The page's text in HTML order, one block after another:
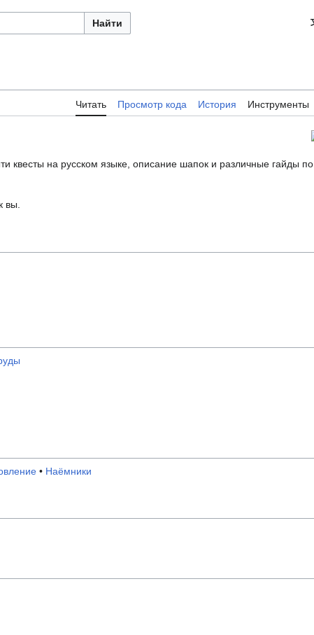
Найти
Читать Просмотр кода История Инструменты
квесты на русском языке, описание шапок и различные гайды по
вы.
• Наёмники